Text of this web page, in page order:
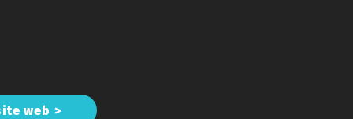
web >